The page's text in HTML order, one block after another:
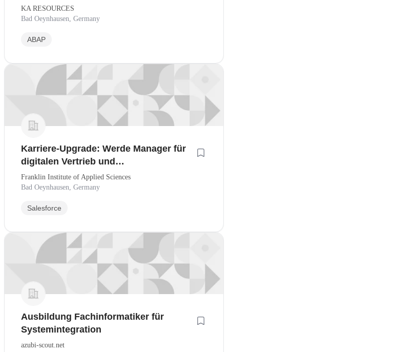
Technologieführer
KA RESOURCES
Bad Oeynhausen, Germany
ABAP
Karriere-Upgrade: Werde Manager für
digitalen Vertrieb und
Kundenmanagement - Fokus KI-Tools
& CRM
Franklin Institute of Applied Sciences
Bad Oeynhausen, Germany
Salesforce
Ausbildung Fachinformatiker für
Systemintegration
azubi-scout.net